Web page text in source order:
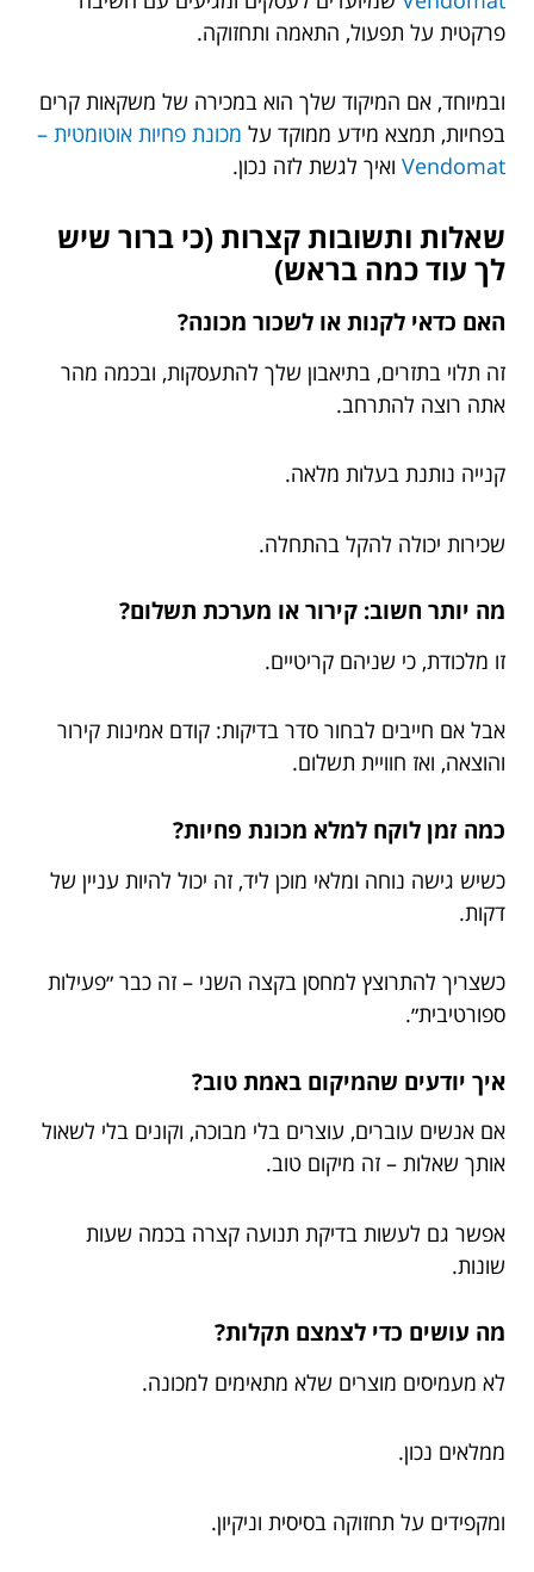
פרקטית על תפעול, התאמה ותחזוקה.
ובמיוחד, אם המיקוד שלך הוא במכירה של משקאות קרים
בפחיות, תמצא מידע ממוקד על מכונת פחיות אוטומטית –
Vendomat ואיך לגשת לזה נכון.
שאלות ותשובות קצרות (כי ברור שיש
לך עוד כמה בראש)
האם כדאי לקנות או לשכור מכונה?
זה תלוי בתזרים, בתיאבון שלך להתעסקות, ובכמה מהר
אתה רוצה להתרחב.
קנייה נותנת בעלות מלאה.
שכירות יכולה להקל בהתחלה.
מה יותר חשוב: קירור או מערכת תשלום?
זו מלכודת, כי שניהם קריטיים.
אבל אם חייבים לבחור סדר בדיקות: קודם אמינות קירור
והוצאה, ואז חוויית תשלום.
כמה זמן לוקח למלא מכונת פחיות?
כשיש גישה נוחה ומלאי מוכן ליד, זה יכול להיות עניין של
דקות.
כשצריך להתרוצץ למחסן בקצה השני – זה כבר ״פעילות
ספורטיבית״.
איך יודעים שהמיקום באמת טוב?
אם אנשים עוברים, עוצרים בלי מבוכה, וקונים בלי לשאול
אותך שאלות – זה מיקום טוב.
אפשר גם לעשות בדיקת תנועה קצרה בכמה שעות
שונות.
מה עושים כדי לצמצם תקלות?
לא מעמיסים מוצרים שלא מתאימים למכונה.
ממלאים נכון.
ומקפידים על תחזוקה בסיסית וניקיון.